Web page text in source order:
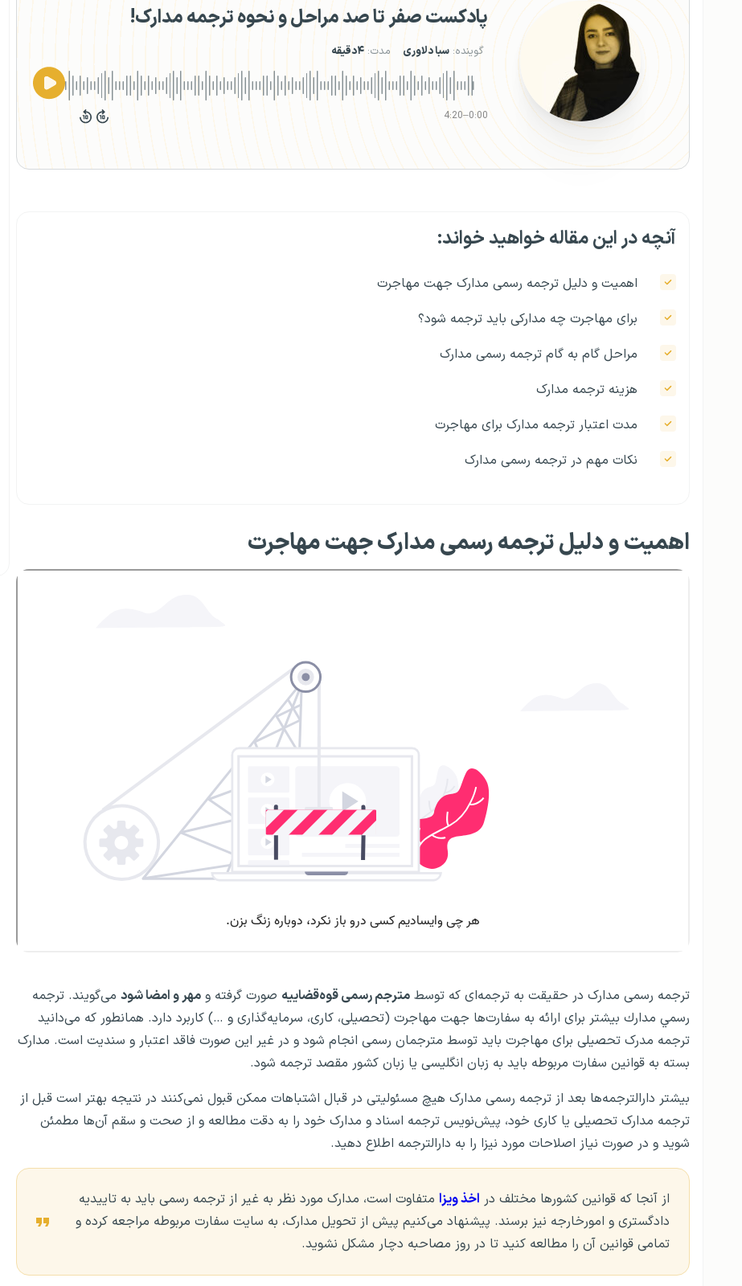
پادکست صفر تا صد مراحل و نحوه ترجمه مدارک!
گوینده: سبا دلاوری مدت: ۴دقیقه
0:00
–
4:20
آنچه در این مقاله خواهید خواند:
اهمیت و دلیل ترجمه رسمی مدارک جهت مهاجرت
برای مهاجرت چه مدارکی باید ترجمه شود؟
مراحل گام به گام ترجمه رسمی مدارک
هزینه ترجمه مدارک
مدت اعتبار ترجمه مدارک برای مهاجرت
نکات مهم در ترجمه رسمی مدارک
اهمیت و دلیل ترجمه رسمی مدارک جهت مهاجرت
ترجمه رسمی مدارک در حقیقت به ترجمه‌ای که توسط مترجم رسمی قوه‌قضاییه صورت گرفته و مهر و امضا شود می‌گویند. ترجمه
رسمي مدارك بیشتر برای ارائه به سفارت‌ها جهت مهاجرت (تحصیلی، کاری، سرمایه‌گذاری و …) کاربرد دارد. همانطور که می‌دانید
ترجمه مدرک تحصیلی برای مهاجرت باید توسط مترجمان رسمی انجام شود و در غیر این صورت فاقد اعتبار و سندیت است. مدارک
بسته به قوانین سفارت مربوطه باید به زبان انگلیسی یا زبان کشور مقصد ترجمه شود.
بیشتر دارالترجمه‌ها بعد از ترجمه رسمی مدارک هیچ مسئولیتی در قبال اشتباهات ممکن قبول نمی‌کنند در نتیجه بهتر است قبل از
ترجمه مدارک تحصیلی یا کاری خود، پیش‌نویس ترجمه اسناد و مدارک خود را به دقت مطالعه و از صحت و سقم آن‌ها مطمئن
شوید و در صورت نیاز اصلاحات مورد نیزا را به دارالترجمه اطلاع دهید.
از آنجا که قوانین کشورها مختلف در اخذ ویزا متفاوت است، مدارک مورد نظر به غیر از ترجمه رسمی باید به تاییدیه
دادگستری و امورخارجه نیز برسند. پیشنهاد می‌کنیم پیش از تحویل مدارک، به سایت سفارت مربوطه مراجعه کرده و
تمامی قوانین آن را مطالعه کنید تا در روز مصاحبه دچار مشکل نشوید.